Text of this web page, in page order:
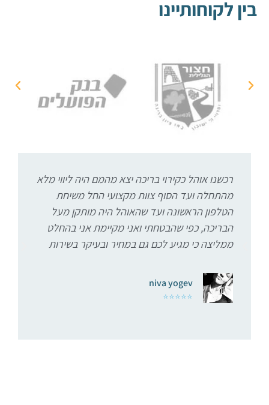
בין לקוחותיינו
רכשנו אוהל כקירוי בריכה יצא מהמם היה ליווי מלא
מהתחלה ועד הסוף צוות מקצועי החל משיחת
הטלפון הראשונה ועד שהאוהל היה מותקן מעל
הבריכה, כפי שהבטחתי ואני מקיימת אני בהחלט
ממליצה כי מגיע לכם גם במחיר ובעיקר בשירות
niva yogev
⭐⭐⭐⭐⭐